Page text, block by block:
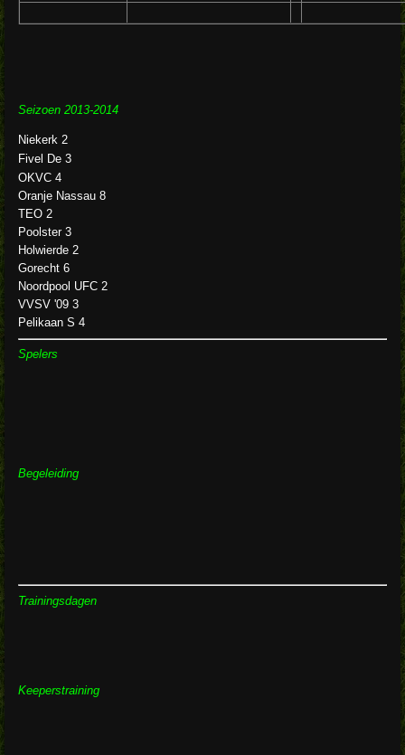
Seizoen 2013-2014
Niekerk 2
Fivel De 3
OKVC 4
Oranje Nassau 8
TEO 2
Poolster 3
Holwierde 2
Gorecht 6
Noordpool UFC 2
VVSV '09 3
Pelikaan S 4
Spelers
Begeleiding
Trainingsdagen
Keeperstraining